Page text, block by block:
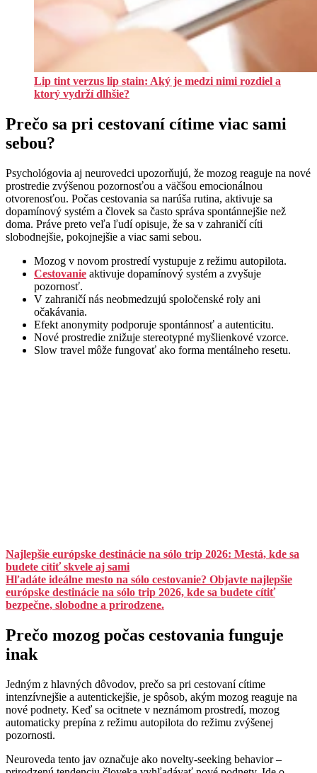
Lip tint verzus lip stain: Aký je medzi nimi rozdiel a
ktorý vydrží dlhšie?
Prečo sa pri cestovaní cítime viac sami
sebou?
Psychológovia aj neurovedci upozorňujú, že mozog reaguje na nové
prostredie zvýšenou pozornosťou a väčšou emocionálnou
otvorenosťou. Počas cestovania sa narúša rutina, aktivuje sa
dopamínový systém a človek sa často správa spontánnejšie než
doma. Práve preto veľa ľudí opisuje, že sa v zahraničí cíti
slobodnejšie, pokojnejšie a viac sami sebou.
Mozog v novom prostredí vystupuje z režimu autopilota.
Cestovanie aktivuje dopamínový systém a zvyšuje
pozornosť.
V zahraničí nás neobmedzujú spoločenské roly ani
očakávania.
Efekt anonymity podporuje spontánnosť a autenticitu.
Nové prostredie znižuje stereotypné myšlienkové vzorce.
Slow travel môže fungovať ako forma mentálneho resetu.
Najlepšie európske destinácie na sólo trip 2026: Mestá, kde sa
budete cítiť skvele aj sami
Hľadáte ideálne mesto na sólo cestovanie? Objavte najlepšie
európske destinácie na sólo trip 2026, kde sa budete cítiť
bezpečne, slobodne a prirodzene.
Prečo mozog počas cestovania funguje
inak
Jedným z hlavných dôvodov, prečo sa pri cestovaní cítime
intenzívnejšie a autentickejšie, je spôsob, akým mozog reaguje na
nové podnety. Keď sa ocitnete v neznámom prostredí, mozog
automaticky prepína z režimu autopilota do režimu zvýšenej
pozornosti.
Neuroveda tento jav označuje ako novelty-seeking behavior –